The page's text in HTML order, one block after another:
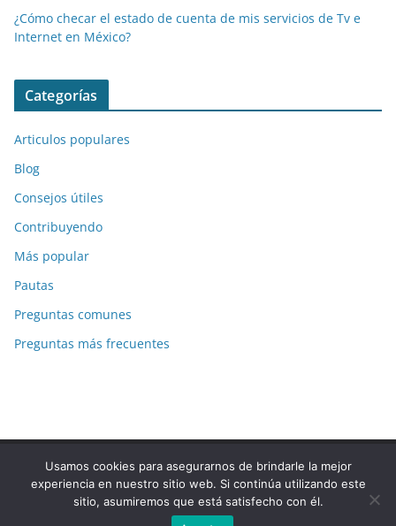
¿Cómo checar el estado de cuenta de mis servicios de Tv e
Internet en México?
Categorías
Articulos populares
Blog
Consejos útiles
Contribuyendo
Más popular
Pautas
Preguntas comunes
Preguntas más frecuentes
Copyright © 2026 La-Respuesta.com. Todos los derechos
reservados.
por ThemeGrill. Funciona con
Usamos cookies para asegurarnos de brindarle la mejor
experiencia en nuestro sitio web. Si continúa utilizando este
sitio, asumiremos que está satisfecho con él.